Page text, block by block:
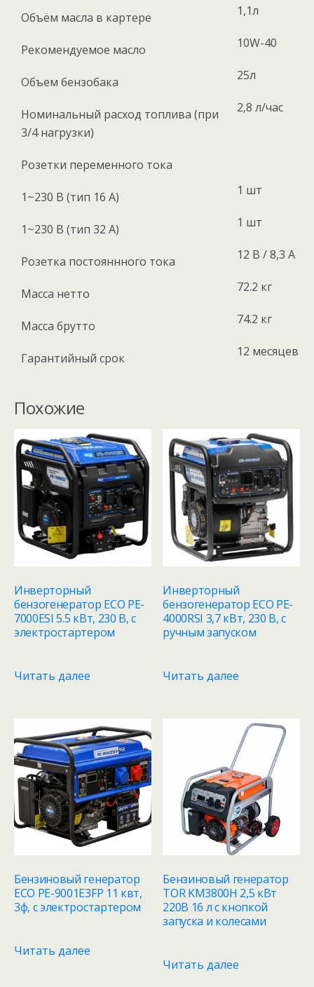
Объём масла в картере 1,1л
Рекомендуемое масло 10W-40
Объем бензобака 25л
Номинальный расход топлива (при
3/4 нагрузки)
2,8 л/час
Розетки переменного тока
1~230 В (тип 16 А) 1 шт
1~230 В (тип 32 А) 1 шт
Розетка постояннного тока 12 В / 8,3 А
Масса нетто 72.2 кг
Масса брутто 74.2 кг
Гарантийный срок 12 месяцев
Похожие
Инверторный
бензогенератор ECO PE-
7000ESI 5.5 кВт, 230 В, с
электростартером
Читать далее
Инверторный
бензогенератор ECO PE-
4000RSI 3,7 кВт, 230 В, с
ручным запуском
Читать далее
Бензиновый генератор
ECO PE-9001E3FP 11 квт,
3ф, с электростартером
Читать далее
Бензиновый генератор
TOR KM3800H 2,5 кВт
220В 16 л с кнопкой
запуска и колесами
Читать далее